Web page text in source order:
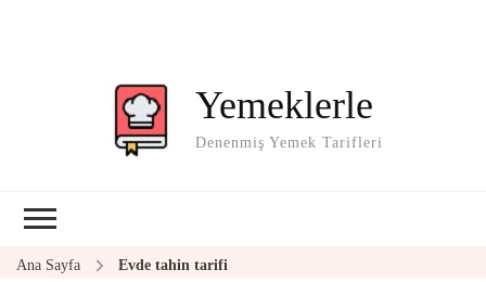
Yemeklerle
Denenmiş Yemek Tarifleri
Ana Sayfa Evde tahin tarifi